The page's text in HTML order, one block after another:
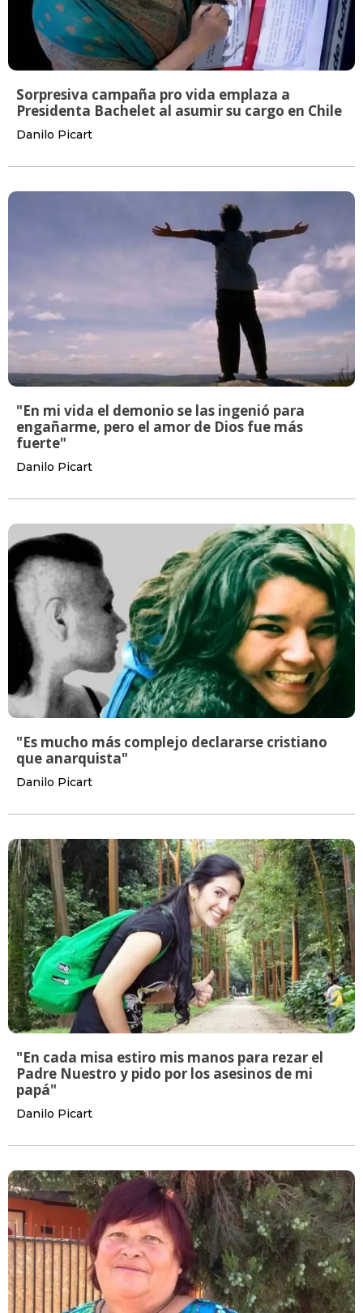
Sorpresiva campaña pro vida emplaza a
Presidenta Bachelet al asumir su cargo en Chile
Danilo Picart
"En mi vida el demonio se las ingenió para
engañarme, pero el amor de Dios fue más
fuerte"
Danilo Picart
"Es mucho más complejo declararse cristiano
que anarquista"
Danilo Picart
"En cada misa estiro mis manos para rezar el
Padre Nuestro y pido por los asesinos de mi
papá"
Danilo Picart